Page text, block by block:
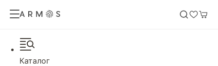
Каталог